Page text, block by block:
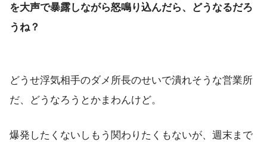
を大声で暴露しながら怒鳴り込んだら、どうなるだろ
うね？
どうせ浮気相手のダメ所長のせいで潰れそうな営業所
だ、どうなろうとかまわんけど。
爆発したくないしもう関わりたくもないが、週末まで